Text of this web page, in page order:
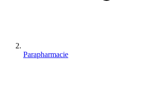
Parapharmacie